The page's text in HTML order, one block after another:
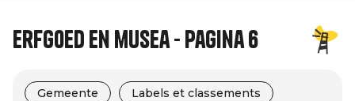
Erfgoed en musea - Pagina 6
Gemeente Labels et classements